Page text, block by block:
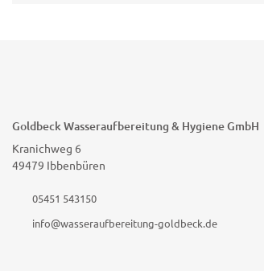
Goldbeck Wasseraufbereitung & Hygiene GmbH
Kranichweg 6
49479 Ibbenbüren
05451 543150
info@wasseraufbereitung-goldbeck.de